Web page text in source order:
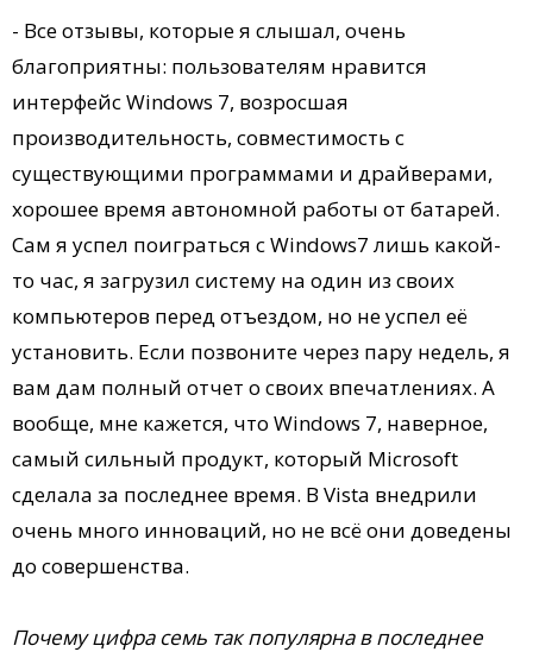
- Все отзывы, которые я слышал, очень
благоприятны: пользователям нравится
интерфейс Windows 7, возросшая
производительность, совместимость с
существующими программами и драйверами,
хорошее время автономной работы от батарей.
Сам я успел поиграться с Windows7 лишь какой-
то час, я загрузил систему на один из своих
компьютеров перед отъездом, но не успел её
установить. Если позвоните через пару недель, я
вам дам полный отчет о своих впечатлениях. А
вообще, мне кажется, что Windows 7, наверное,
самый сильный продукт, который Microsoft
сделала за последнее время. В Vista внедрили
очень много инноваций, но не всё они доведены
до совершенства.
Почему цифра семь так популярна в последнее